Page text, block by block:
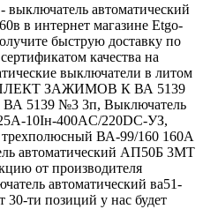
автоматический
в интернет магазине Etgo-
быструю доставку по
качества на
выключатели в литом
ЗАЖИМОВ К ВА 5139
5139 №3 3п, Выключатель
10Iн-400AС/220DC-УЗ,
трехполюсный ВА-99/160 160А
автоматический АП50Б 3МТ
от производителя
автоматический ва51-
30-ти позиций у нас будет